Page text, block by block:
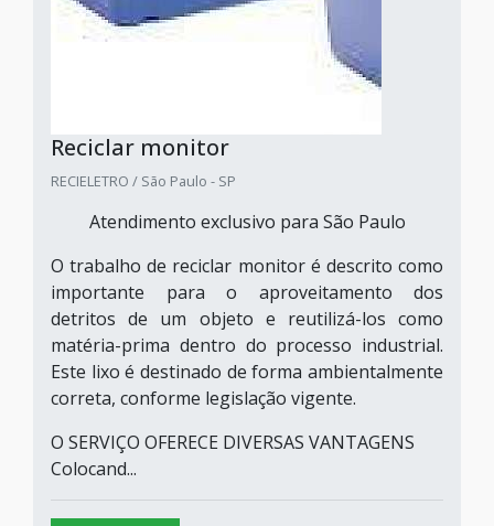
Reciclar monitor
RECIELETRO / São Paulo - SP
Atendimento exclusivo para São Paulo
O trabalho de reciclar monitor é descrito como
importante para o aproveitamento dos
detritos de um objeto e reutilizá-los como
matéria-prima dentro do processo industrial.
Este lixo é destinado de forma ambientalmente
correta, conforme legislação vigente.
O SERVIÇO OFERECE DIVERSAS VANTAGENS
Colocand...